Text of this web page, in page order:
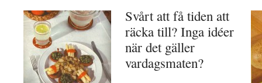
Svårt att få tiden att
räcka till? Inga idéer
när det gäller
vardagsmaten?